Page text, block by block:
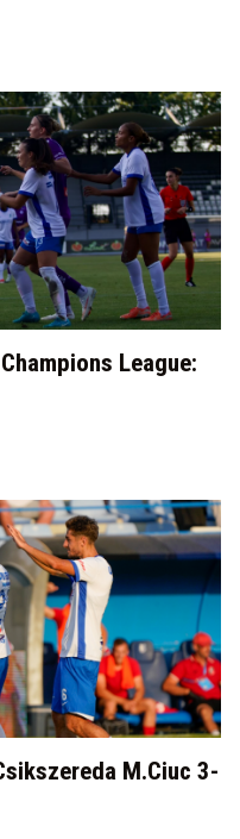
League:
M.Ciuc 3-